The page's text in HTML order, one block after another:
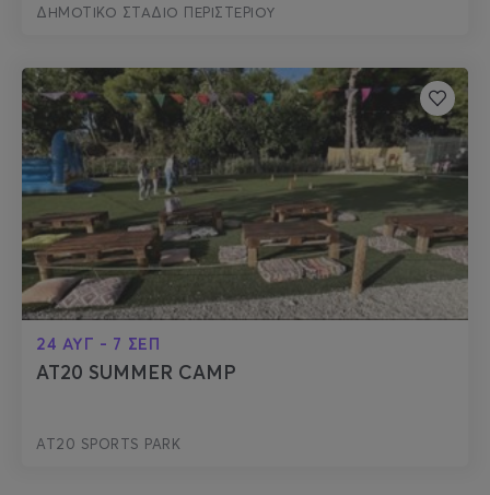
ΔΗΜΟΤΙΚΟ ΣΤΑΔΙΟ ΠΕΡΙΣΤΕΡΙΟΥ
24 ΑΥΓ - 7 ΣΕΠ
AT20 SUMMER CAMP
AT20 SPORTS PARK